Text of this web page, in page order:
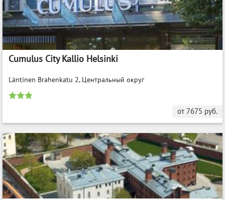
Cumulus City Kallio Helsinki
Läntinen Brahenkatu 2, Центральный округ
от 7675 руб.